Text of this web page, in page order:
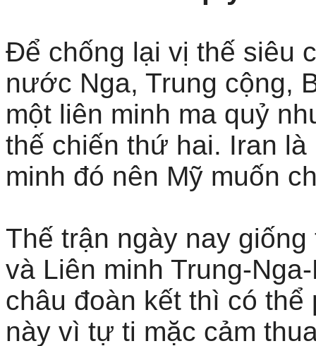
Để chống lại vị thế siêu
nước Nga, Trung cộng,
một liên minh ma quỷ
thế chiến thứ hai. Iran
minh đó nên Mỹ muốn
Thế trận ngày nay
và Liên minh Trung-
châu đoàn kết thì có
này vì tự ti mặc cảm